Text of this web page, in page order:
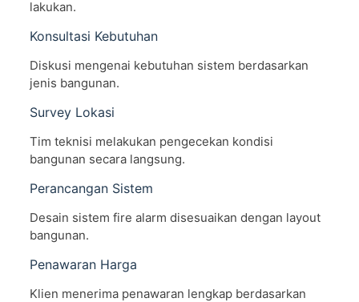
lakukan.
Konsultasi Kebutuhan
Diskusi mengenai kebutuhan sistem berdasarkan
jenis bangunan.
Survey Lokasi
Tim teknisi melakukan pengecekan kondisi
bangunan secara langsung.
Perancangan Sistem
Desain sistem fire alarm disesuaikan dengan layout
bangunan.
Penawaran Harga
Klien menerima penawaran lengkap berdasarkan